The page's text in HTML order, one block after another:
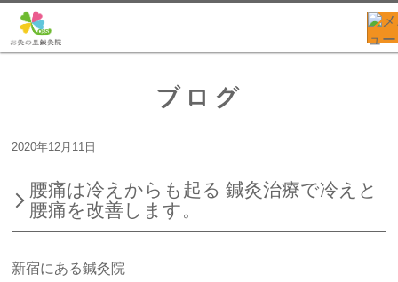
ブログ
2020年12月11日
腰痛は冷えからも起る 鍼灸治療で冷えと
腰痛を改善します。
新宿にある鍼灸院